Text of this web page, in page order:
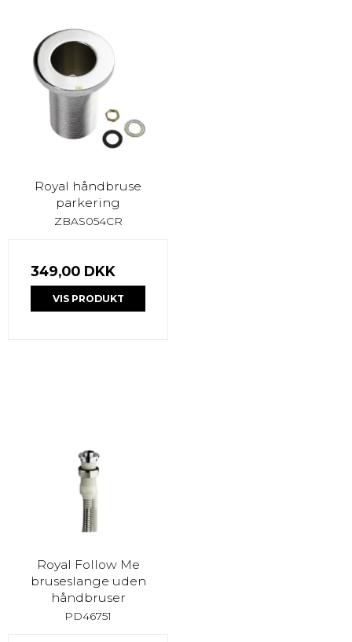
Royal håndbruse
parkering
ZBAS054CR
349,00 DKK
VIS PRODUKT
Royal Follow Me
bruseslange uden
håndbruser
PD46751